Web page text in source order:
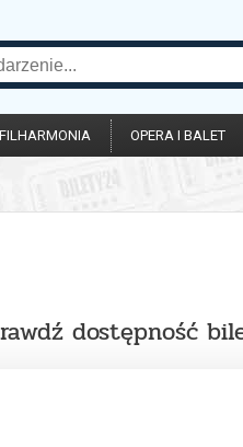
FILHARMONIA OPERA I BALET
dostępność